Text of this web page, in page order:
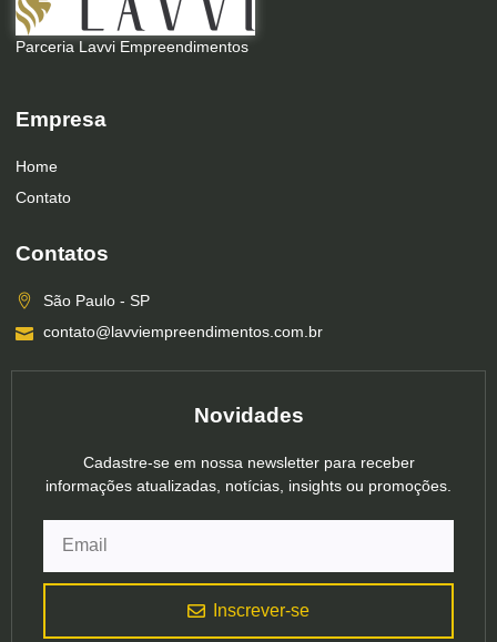
Parceria Lavvi Empreendimentos
Empresa
Home
Contato
Contatos
São Paulo - SP
contato@lavviempreendimentos.com.br
Novidades
Cadastre-se em nossa newsletter para receber
informações atualizadas, notícias, insights ou promoções.
Inscrever-se